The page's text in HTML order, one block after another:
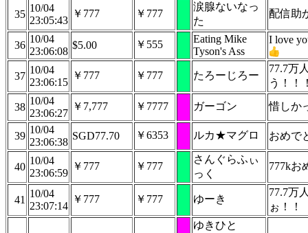
35
10/04
23:05:43
￥777 ￥777
涙腺ないなっ
た
配信助
36
10/04
23:06:08
$5.00 ￥555
Eating Mike
Tyson's Ass
I love
37
10/04
23:06:15
￥777 ￥777 たろーじろー
77.7万
う！！
38
10/04
23:06:27
￥7,777 ￥7777 ガーゴン 惜しか
39
10/04
23:06:38
SGD77.70 ￥6353 ルカ★マグロ おめで
40
10/04
23:06:59
￥777 ￥777
さんぐらふぃ
っく
777kお
41
10/04
23:07:14
￥777 ￥777 ゆーき
77.7万
ぉ！！
ゆきひと